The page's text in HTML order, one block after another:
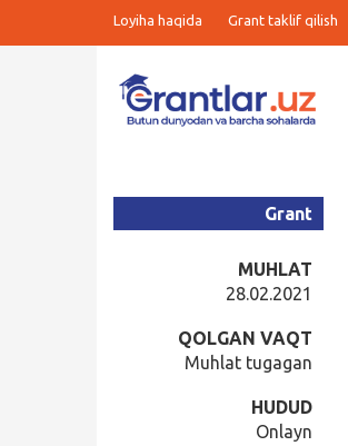
Loyiha haqida Grant taklif qilish
Grant
MUHLAT
28.02.2021
QOLGAN VAQT
Muhlat tugagan
HUDUD
Onlayn